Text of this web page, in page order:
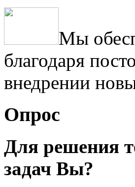
Мы
благодаря
внедрении
Опрос
Для решения
задач Вы?